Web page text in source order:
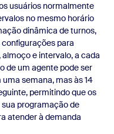
usuários normalmente
no mesmo horário
dinâmica de turnos,
para
e intervalo, a cada
de um agente pode ser
semana, mas às 14
permitindo que os
programação de
atender à demanda